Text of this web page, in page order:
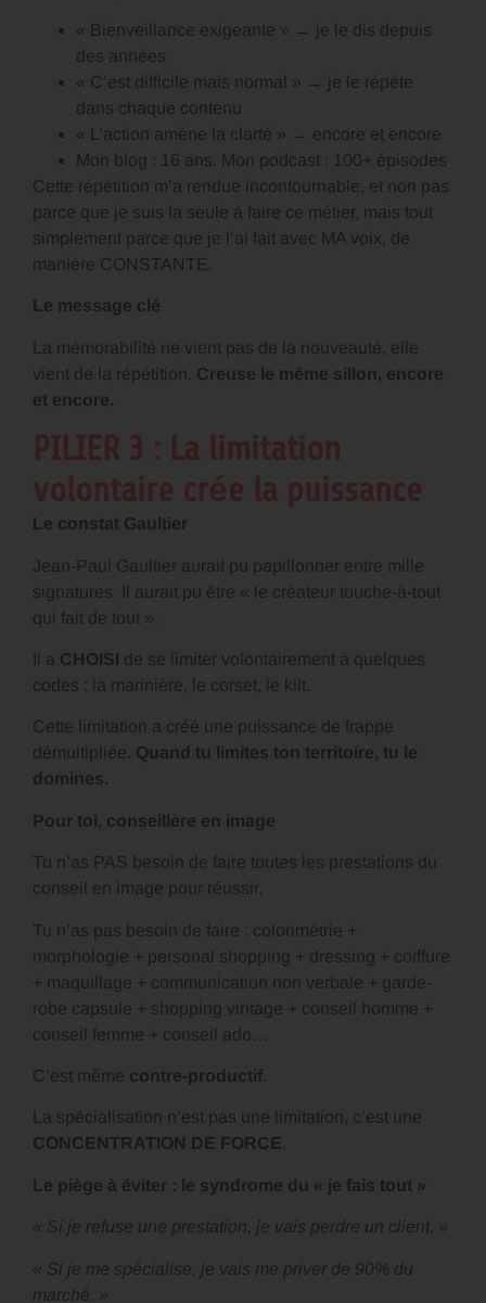
« Bienveillance exigeante » → je le dis depuis
des années
« C’est difficile mais normal » → je le répète
dans chaque contenu
« L’action amène la clarté » → encore et encore
Mon blog : 16 ans. Mon podcast : 100+ épisodes
Cette répétition m’a rendue incontournable, et non pas
parce que je suis la seule à faire ce métier, mais tout
simplement parce que je l’ai fait avec MA voix, de
manière CONSTANTE.
Le message clé
La mémorabilité ne vient pas de la nouveauté, elle
vient de la répétition. Creuse le même sillon, encore
et encore.
PILIER 3 : La limitation
volontaire crée la puissance
Le constat Gaultier
Jean-Paul Gaultier aurait pu papillonner entre mille
signatures. Il aurait pu être « le créateur touche-à-tout
qui fait de tout ».
Il a CHOISI de se limiter volontairement à quelques
codes : la marinière, le corset, le kilt.
Cette limitation a créé une puissance de frappe
démultipliée. Quand tu limites ton territoire, tu le
domines.
Pour toi, conseillère en image
Tu n’as PAS besoin de faire toutes les prestations du
conseil en image pour réussir.
Tu n’as pas besoin de faire : colorimétrie +
morphologie + personal shopping + dressing + coiffure
+ maquillage + communication non verbale + garde-
robe capsule + shopping vintage + conseil homme +
conseil femme + conseil ado…
C’est même contre-productif
La spécialisation n’est pas une limitation, c’est une
CONCENTRATION DE FORCE
Le piège à éviter : le syndrome du « je fais tout »
« Si je refuse une prestation, je vais perdre un client. »
« Si je me spécialise, je vais me priver de 90% du
marché. »